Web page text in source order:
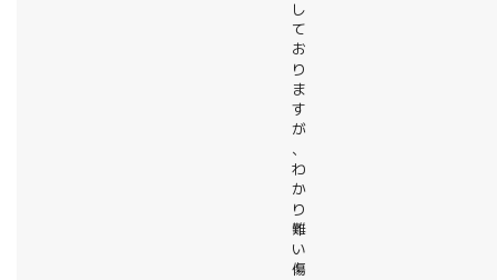
し
て
お
り
ま
す
が
、
わ
か
り
難
い
傷